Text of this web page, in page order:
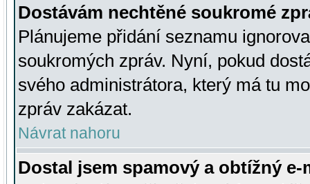
Dostávám nechtěné soukromé
Plánujeme přidání seznamu
soukromých zpráv. Nyní, pokud
svého administrátora, který má tu
zpráv zakázat.
Návrat nahoru
Dostal jsem spamový a obtížný